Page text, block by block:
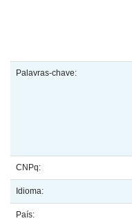
Palavras-chave:
CNPq:
Idioma:
País: